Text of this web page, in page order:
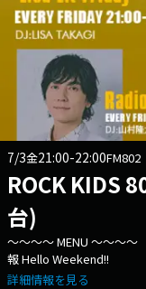
7/3金21:00-22:00FM802
ROCK KIDS
台)
～～～～ MENU ～～
報 Hello Weekend!! ◎
けするコーナー 「J-
詳細情報を見る